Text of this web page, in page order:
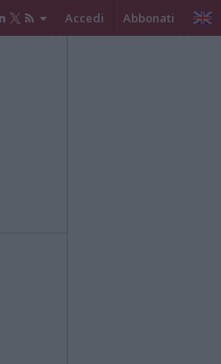
Accedi Abbonati